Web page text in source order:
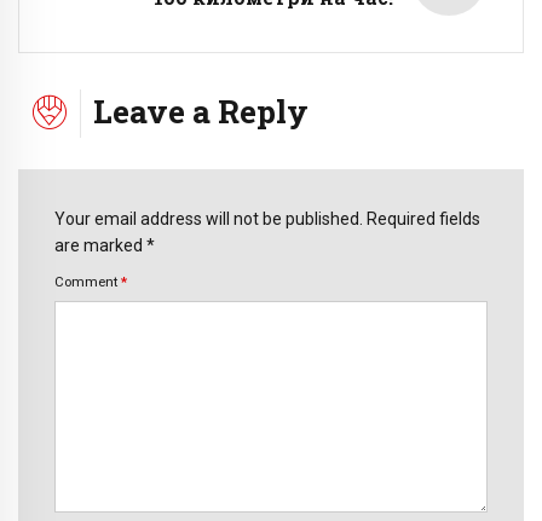
Leave a Reply
Your email address will not be published. Required fields
are marked *
Comment *